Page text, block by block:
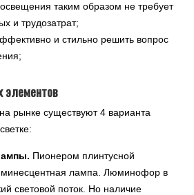
таким образом не требует
и трудозатрат;
и стильно решить вопрос
элементов
рынке существуют 4 варианта
Пионером плинтусной
лампа. Люминофор в
световой поток. Но наличие